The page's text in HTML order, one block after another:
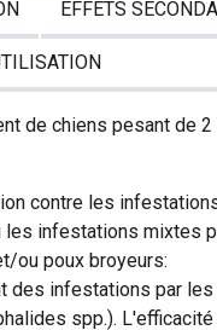
EFFETS
de chiens pesant de
contre les
les infestations mixtes
ou poux broyeurs:
des infestations par les
spp.).